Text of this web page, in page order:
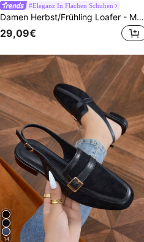
#Eleganz In Flachen Schuhen
Damen Herbst/Frühling Loafer - Marineblau dicke Sohle Slip-On, runde Zehenpartie Metall Schnalle, lässige Mode
29,09€
14